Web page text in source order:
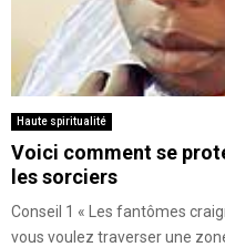
Haute spiritualité
Voici comment se
les sorciers
Conseil 1 « Les fantômes
vous voulez traverser une